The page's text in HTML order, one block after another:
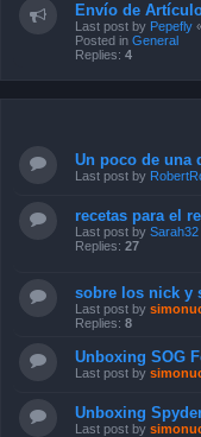
Envío de
Last post by Pepefly
Posted in General
Replies: 4
Un poco de una
Last post by
recetas para el
Last post by Sarah32
Replies: 27
sobre los nick y
Last post by
Replies: 8
Unboxing SOG
Last post by
Unboxing
Last post by